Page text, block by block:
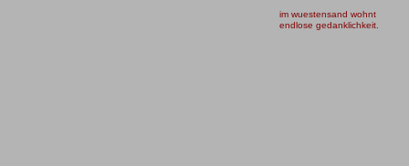
im wuestensand wohnt
endlose gedanklichkeit.